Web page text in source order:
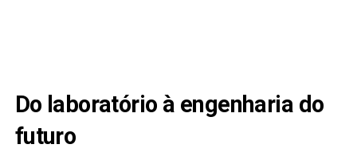
Do laboratório à engenharia do
futuro